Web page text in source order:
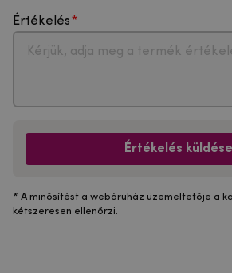
Értékelés
Értékelés küldése
* A minősítést a webáruház üzemeltetője a
kétszeresen ellenőrzi.